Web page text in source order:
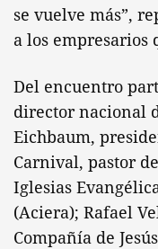
se vuelve más”,
a los empresarios
Del encuentro
director nacional
Eichbaum,
Carnival, pastor
Iglesias
(Aciera); Rafael
Compañía de